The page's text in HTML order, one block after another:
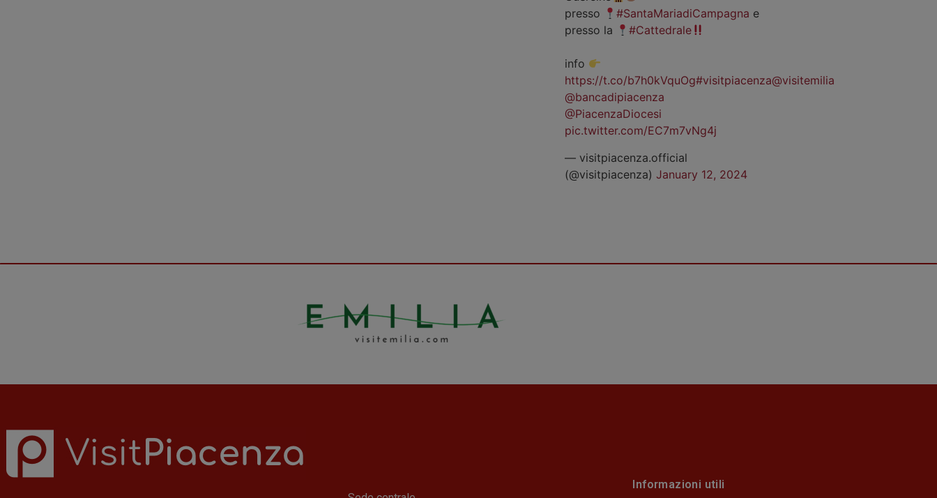
presso
#SantaMariadiCampagna e
presso la
#Cattedrale
info
https://t.co/b7h0kVquOg#visitpiacenza@visitemilia
@bancadipiacenza
@PiacenzaDiocesi
pic.twitter.com/EC7m7vNg4j
— visitpiacenza.official
(@visitpiacenza) January 12, 2024
Informazioni utili